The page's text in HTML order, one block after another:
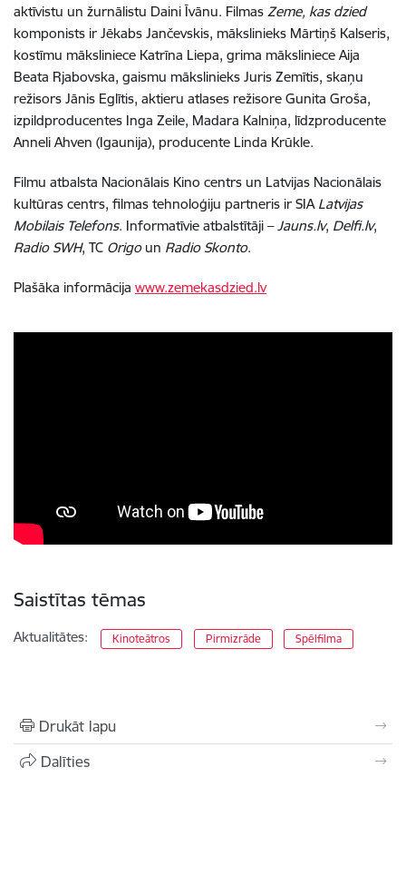
aktīvistu un žurnālistu Daini Īvānu. Filmas Zeme, kas dzied
komponists ir Jēkabs Jančevskis, mākslinieks Mārtiņš Kalseris,
kostīmu māksliniece Katrīna Liepa, grima māksliniece Aija
Beata Rjabovska, gaismu mākslinieks Juris Zemītis, skaņu
režisors Jānis Eglītis, aktieru atlases režisore Gunita Groša,
izpildproducentes Inga Zeile, Madara Kalniņa, līdzproducente
Anneli Ahven (Igaunija), producente Linda Krūkle.
Filmu atbalsta Nacionālais Kino centrs un Latvijas Nacionālais
kultūras centrs, filmas tehnoloģiju partneris ir SIA Latvijas
Mobilais Telefons. Informatīvie atbalstītāji –Jauns.lv, Delfi.lv,
Radio SWH, TC Origoun Radio Skonto.
Plašāka informācija www.zemekasdzied.lv
Saistītas tēmas
Aktualitātes: Kinoteātros Pirmizrāde Spēlfilma
Drukāt lapu
Dalīties